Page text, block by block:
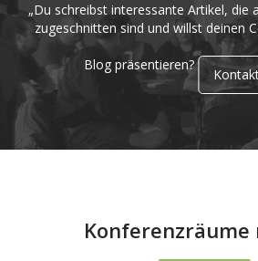
„Du schreibst interessante Artikel, die
zugeschnitten sind und willst deinen
Blog präsentieren?
Konferenzräume